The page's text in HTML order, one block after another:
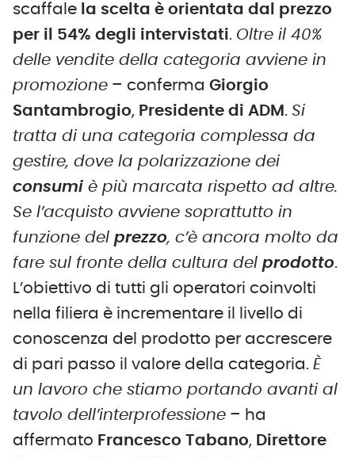
scaffale la scelta è orientata dal prezzo
per il 54% degli intervistati. Oltre il 40%
delle vendite della categoria avviene in
promozione – conferma Giorgio
Santambrogio, Presidente di ADM . Si
tratta di una categoria complessa da
gestire, dove la polarizzazione dei
consumi è più marcata rispetto ad altre.
Se l’acquisto avviene soprattutto in
funzione del prezzo, c’è ancora molto da
fare sul fronte della cultura del prodotto.
L’obiettivo di tutti gli operatori coinvolti
nella filiera è incrementare il livello di
conoscenza del prodotto per accrescere
di pari passo il valore della categoria. È
un lavoro che stiamo portando avanti al
tavolo dell’interprofessione – ha
affermato Francesco Tabano, Direttore